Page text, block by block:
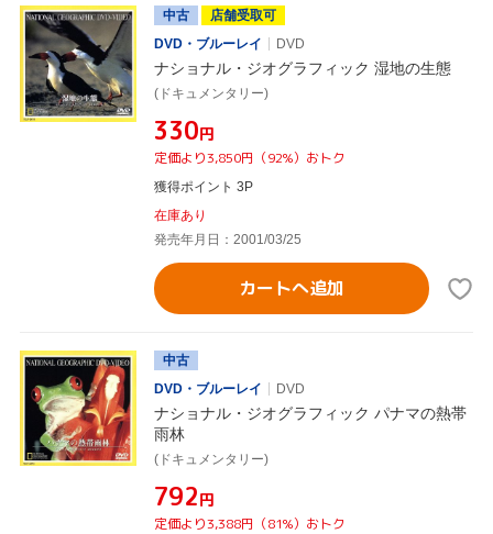
中古
店舗受取可
DVD・ブルーレイ
DVD
ナショナル・ジオグラフィック 湿地の生態
(ドキュメンタリー)
¥330円
定価より3,850円（92%）おトク
獲得ポイント 3P
在庫あり
発売年月日：2001/03/25
カートへ追加
中古
DVD・ブルーレイ
DVD
ナショナル・ジオグラフィック パナマの熱帯
雨林
(ドキュメンタリー)
¥792円
定価より3,388円（81%）おトク